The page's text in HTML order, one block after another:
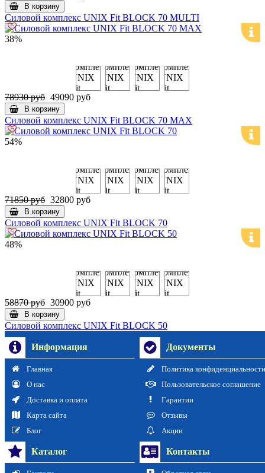
В корзину
Силовой комплекс UNIX Fit BLOCK 70 MULTI
38%
78930 руб 49090 руб
В корзину
Силовой комплекс UNIX Fit BLOCK 70 MAX
54%
71850 руб 32800 руб
В корзину
Силовой комплекс UNIX Fit BLOCK 70
48%
58870 руб 30900 руб
В корзину
Силовой комплекс UNIX Fit BLOCK 50
Информация
Главная
О нас
Доставка и оплата
Карта сайта
Блог
Документы
Политика
Пользовательское соглашение
Гарантии
Отзывы
Акции
Каталог Контакты